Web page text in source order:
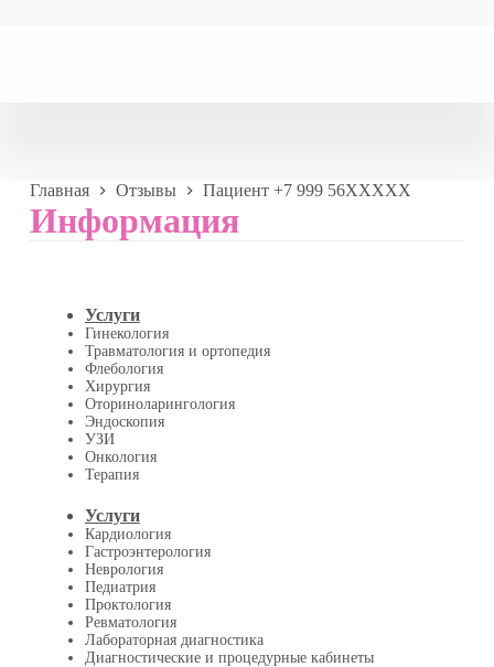
Главная Отзывы Пациент +7 999 56XXXXX
Информация
Услуги
Гинекология
Травматология и ортопедия
Флебология
Хирургия
Оториноларингология
Эндоскопия
УЗИ
Онкология
Терапия
Услуги
Кардиология
Гастроэнтерология
Неврология
Педиатрия
Проктология
Ревматология
Лабораторная диагностика
Диагностические и процедурные кабинеты